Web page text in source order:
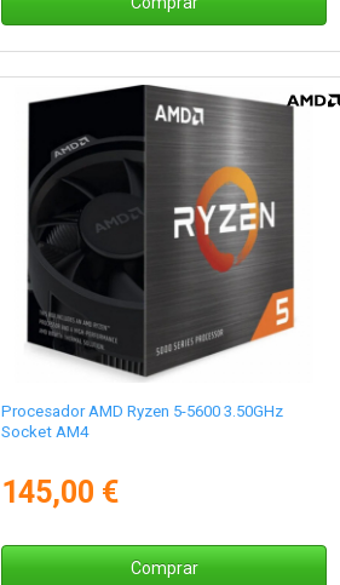
Procesador AMD Ryzen 5-5600 3.50GHz
Socket AM4
145,00 €
Comprar